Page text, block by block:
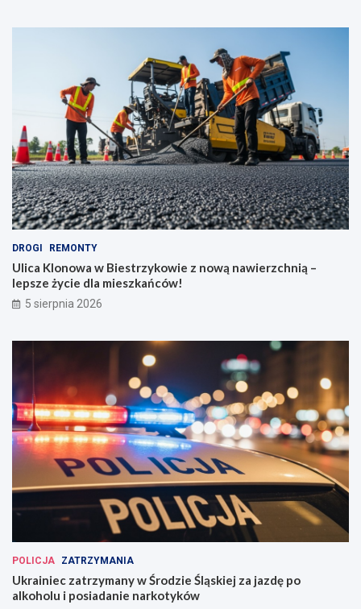
DROGI REMONTY
Ulica Klonowa w Biestrzykowie z nową nawierzchnią –
lepsze życie dla mieszkańców!
5 sierpnia 2026
POLICJA ZATRZYMANIA
Ukrainiec zatrzymany w Środzie Śląskiej za jazdę po
alkoholu i posiadanie narkotyków